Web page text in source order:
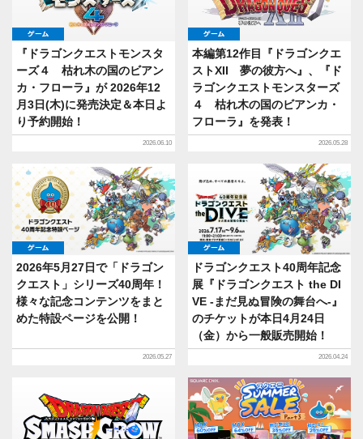
ゲーム
『ドラゴンクエストモンスタ
ーズ４ 枯れ木の国のビアン
カ・フローラ』が 2026年12
月3日(木)に発売決定＆本日よ
り予約開始！
2026.06.10
本編第12作目『ドラゴンクエ
ストXII 夢の彼方へ』、『ド
ラゴンクエストモンスターズ
４ 枯れ木の国のビアンカ・
フローラ』を発表！
2026.05.28
ゲーム
2026年5月27日で「ドラゴン
クエスト」シリーズ40周年！
様々な記念コンテンツをまと
めた特設ページを公開！
2026.05.27
ゲーム
ドラゴンクエスト40周年記念
展『ドラゴンクエスト the DI
VE -まだ見ぬ冒険の舞台へ-』
のチケットが本日4月24日
（金）から一般販売開始！
2026.04.24